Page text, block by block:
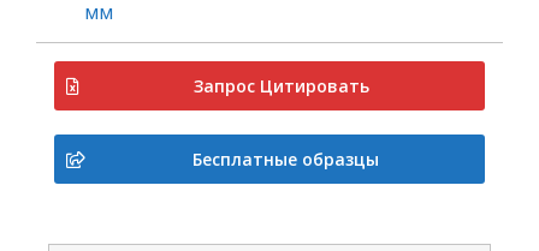
мм
Запрос Цитировать
Бесплатные образцы